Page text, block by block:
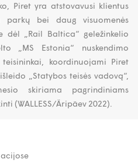
Piret yra atstovavusi klientus
parkų bei daug visuomenės
dėl „Rail Baltica“ geležinkelio
„MS Estonia“ nuskendimo
teisininkai, koordinuojami Piret
„Statybos teisės vadovą“,
skiriama pagrindiniams
(WALLESS/Äripäev 2022).